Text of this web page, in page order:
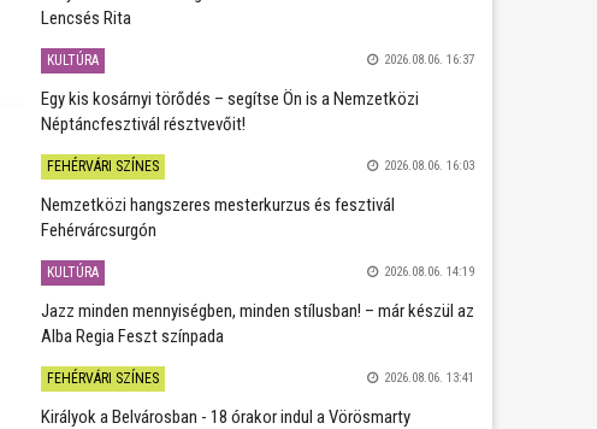
Lencsés Rita
KULTÚRA 2026.08.06. 16:37
Egy kis kosárnyi törődés – segítse Ön is a Nemzetközi
Néptáncfesztivál résztvevőit!
FEHÉRVÁRI SZÍNES 2026.08.06. 16:03
Nemzetközi hangszeres mesterkurzus és fesztivál
Fehérvárcsurgón
KULTÚRA 2026.08.06. 14:19
Jazz minden mennyiségben, minden stílusban! – már készül az
Alba Regia Feszt színpada
FEHÉRVÁRI SZÍNES 2026.08.06. 13:41
Királyok a Belvárosban - 18 órakor indul a Vörösmarty